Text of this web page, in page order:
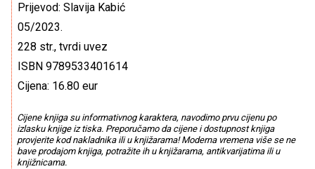
Prijevod: Slavija Kabić
05/2023.
228 str., tvrdi uvez
ISBN 9789533401614
Cijena: 16.80 eur
Cijene knjiga su informativnog karaktera, navodimo prvu cijenu po
izlasku knjige iz tiska. Preporučamo da cijene i dostupnost knjiga
provjerite kod nakladnika ili u knjižarama! Moderna vremena više se ne
bave prodajom knjiga, potražite ih u knjižarama, antikvarijatima ili u
knjižnicama.